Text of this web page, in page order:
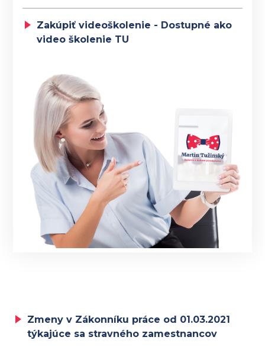
Zakúpiť videoškolenie - Dostupné ako
video školenie TU
Zmeny v Zákonníku práce od 01.03.2021
týkajúce sa stravného zamestnancov